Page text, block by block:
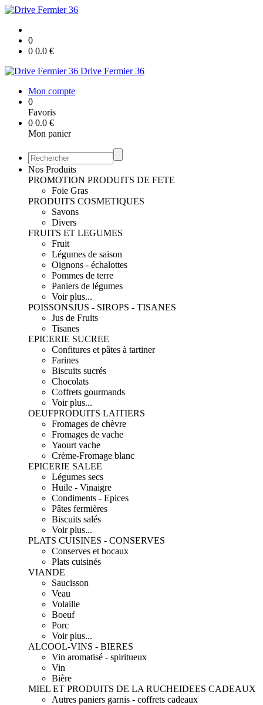
0
0 0.0 €
Drive Fermier 36
Mon compte
0
Favoris
0 0.0 €
Mon panier
Nos Produits
PROMOTION PRODUITS DE FETE
Foie Gras
PRODUITS COSMETIQUES
Savons
Divers
FRUITS ET LEGUMES
Fruit
Légumes de saison
Oignons - échalottes
Pommes de terre
Paniers de légumes
Voir plus...
POISSONSJUS - SIROPS - TISANES
Jus de Fruits
Tisanes
EPICERIE SUCREE
Confitures et pâtes à tartiner
Farines
Biscuits sucrés
Chocolats
Coffrets gourmands
Voir plus...
OEUFPRODUITS LAITIERS
Fromages de chèvre
Fromages de vache
Yaourt vache
Crème-Fromage blanc
EPICERIE SALEE
Légumes secs
Huile - Vinaigre
Condiments - Epices
Pâtes fermières
Biscuits salés
Voir plus...
PLATS CUISINES - CONSERVES
Conserves et bocaux
Plats cuisinés
VIANDE
Saucisson
Veau
Volaille
Boeuf
Porc
Voir plus...
ALCOOL-VINS - BIERES
Vin aromatisé - spiritueux
Vin
Bière
MIEL ET PRODUITS DE LA RUCHEIDEES CADEAUX
Autres paniers garnis - coffrets cadeaux